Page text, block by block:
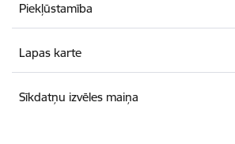
Piekļūstamība
Lapas karte
Sīkdatņu izvēles maiņa